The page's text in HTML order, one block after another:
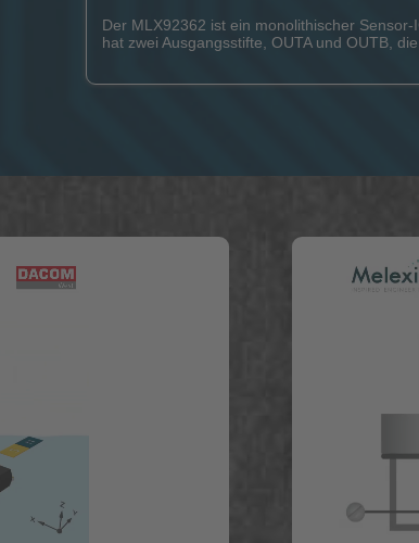
Der MLX92362 ist ein monolithischer
hat zwei Ausgangsstifte, OUTA und OUTB,